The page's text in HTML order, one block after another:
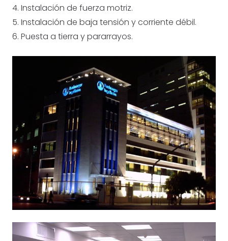
4. Instalación de fuerza motriz.
5. Instalación de baja tensión y corriente débil.
6. Puesta a tierra y pararrayos.